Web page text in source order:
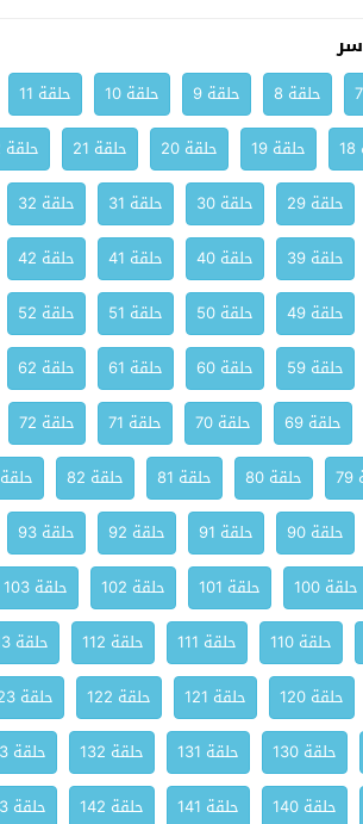
حلقة 8 حلقة 9 حلقة 10
حلقة 11
حلقة 19 حلقة 20 حلقة 21
حلقة 22
حلقة 29 حلقة 30 حلقة 31
حلقة 32
حلقة 39 حلقة 40 حلقة 41
حلقة 42
حلقة 49 حلقة 50 حلقة 51
حلقة 52
حلقة 59 حلقة 60 حلقة 61
حلقة 62
حلقة 69 حلقة 70 حلقة 71
حلقة 72
حلقة 80 حلقة 81 حلقة 82
حلقة 83
حلقة 90 حلقة 91 حلقة 92
حلقة 93
حلقة 100 حلقة 101 حلقة 102
حلقة 103
حلقة 110 حلقة 111 حلقة 112
حلقة 113
حلقة 120 حلقة 121 حلقة 122
حلقة 123
حلقة 130 حلقة 131 حلقة 132
حلقة 133
حلقة 140 حلقة 141 حلقة 142
حلقة 143